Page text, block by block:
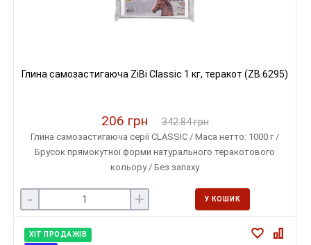
Глина самозастигаюча ZiBi Classic 1 кг, теракот (ZB.6295)
206 грн 342.84 грн
Глина самозастигаюча серії CLASSIC / Маса нетто: 1000 г /
Брусок прямокутної форми натурального теракотового
кольору / Без запаху
- + У КОШИК
ХІТ ПРОДАЖІВ